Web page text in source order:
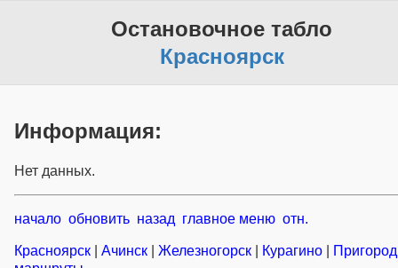
Остановочное табло
Красноярск
Информация:
Нет данных.
начало обновить назад главное меню отн.
Красноярск Ачинск Железногорск Курагино